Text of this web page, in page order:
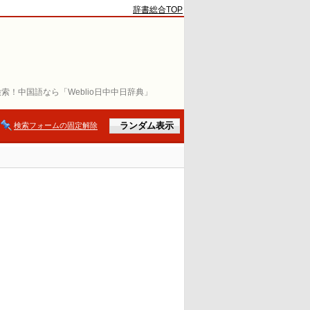
！中国語なら「Weblio日中中日辞典」
辞書総合TOP
検索フォームの固定解除